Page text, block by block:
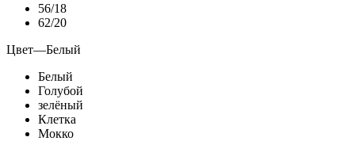
56/18
62/20
Цвет—Белый
Белый
Голубой
зелёный
Клетка
Мокко